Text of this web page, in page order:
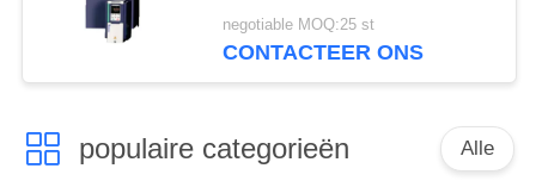
Machine
negotiable MOQ:25 st
CONTACTEER ONS
populaire categorieën Alle